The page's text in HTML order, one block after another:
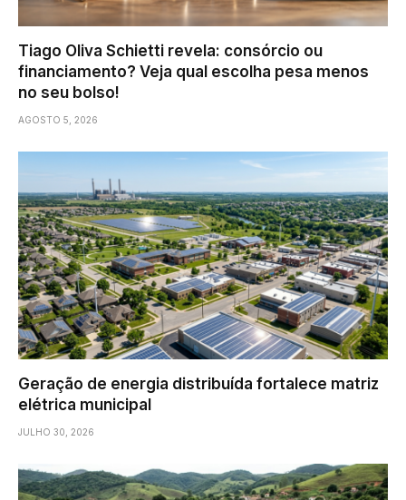
Tiago Oliva Schietti revela: consórcio ou
financiamento? Veja qual escolha pesa menos
no seu bolso!
AGOSTO 5, 2026
Geração de energia distribuída fortalece matriz
elétrica municipal
JULHO 30, 2026